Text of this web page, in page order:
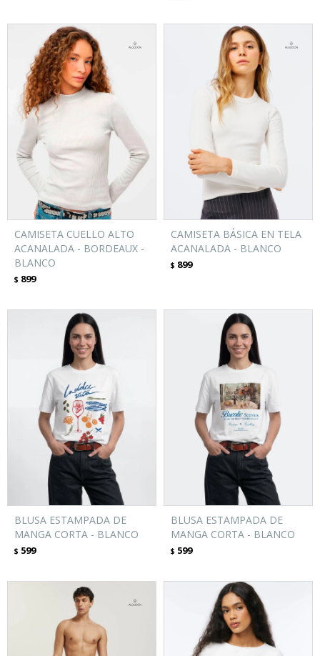
CAMISETA CUELLO ALTO
ACANALADA - BORDEAUX -
BLANCO
$ 899
CAMISETA BÁSICA EN TELA
ACANALADA - BLANCO
$ 899
BLUSA ESTAMPADA DE
MANGA CORTA - BLANCO
$ 599
BLUSA ESTAMPADA DE
MANGA CORTA - BLANCO
$ 599